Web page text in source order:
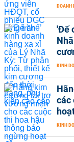
DOANH
'Đế
KINH
các
KINH